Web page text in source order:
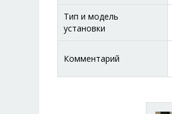
Тип и модель
установки
Комментарий